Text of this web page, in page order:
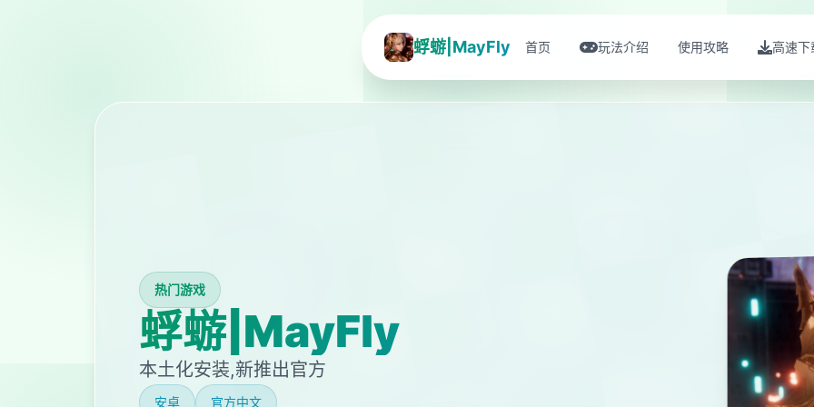
蜉蝣|MayFly 首页 玩法介绍 使用攻略 高速下
热门游戏
蜉蝣|MayFly
本土化安装,新推出官方
安卓 官方中文